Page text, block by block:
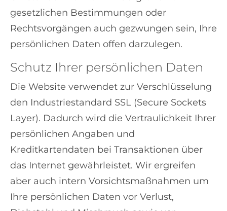
gesetzlichen Bestimmungen oder
Rechtsvorgängen auch gezwungen sein, Ihre
persönlichen Daten offen darzulegen.
Schutz Ihrer persönlichen Daten
Die Website verwendet zur Verschlüsselung
den Industriestandard SSL (Secure Sockets
Layer). Dadurch wird die Vertraulichkeit Ihrer
persönlichen Angaben und
Kreditkartendaten bei Transaktionen über
das Internet gewährleistet. Wir ergreifen
aber auch intern Vorsichtsmaßnahmen um
Ihre persönlichen Daten vor Verlust,